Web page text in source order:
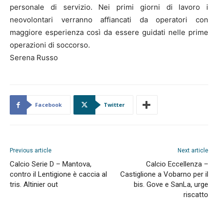
personale di servizio. Nei primi giorni di lavoro i
neovolontari verranno affiancati da operatori con
maggiore esperienza così da essere guidati nelle prime
operazioni di soccorso.
Serena Russo
Facebook Twitter
Previous article
Calcio Serie D – Mantova,
contro il Lentigione è caccia al
tris. Altinier out
Next article
Calcio Eccellenza –
Castiglione a Vobarno per il
bis. Gove e SanLa, urge
riscatto